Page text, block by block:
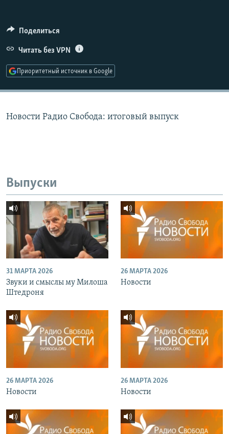
ПОДПИШИТЕСЬ НА РАССЫЛКУ
СОЦИАЛЬНЫЕ СЕТИ
Поделиться
Читать без VPN
Приоритетный источник в Google
Новости Радио Свобода: итоговый выпуск
Выпуски
31 МАРТА 2026
Звуки и смыслы му Милоша
Штедроня
26 МАРТА 2026
Новости
26 МАРТА 2026
Новости
26 МАРТА 2026
Новости